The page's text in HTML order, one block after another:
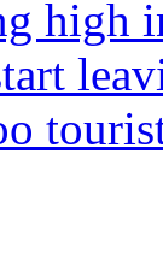
high